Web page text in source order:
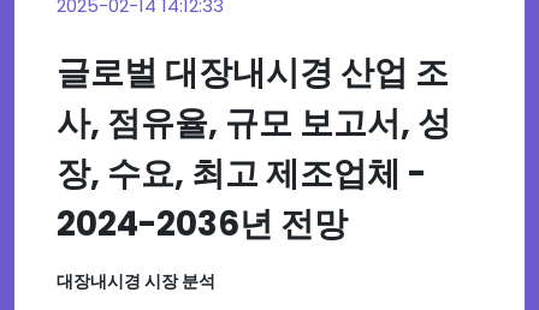
2025-02-14 14:12:33
글로벌 대장내시경 산업 조
사, 점유율, 규모 보고서, 성
장, 수요, 최고 제조업체 -
2024-2036년 전망
대장내시경 시장 분석